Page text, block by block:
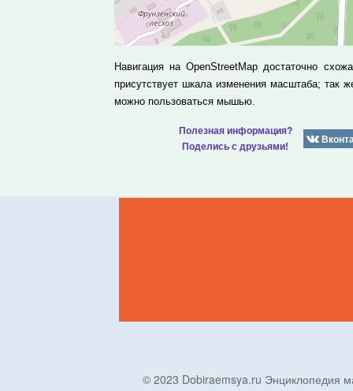
Навигация на OpenStreetMap достаточно
присутствует шкала изменения масштаба; так
можно пользоваться мышью.
Полезная информация?
Поделись с друзьями!
© 2023 Dobiraemsya.ru